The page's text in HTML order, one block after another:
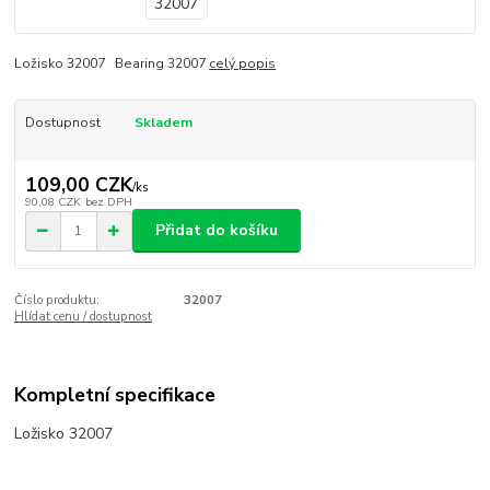
Ložisko 32007 Bearing 32007 celý popis
Dostupnost Skladem
109,00 CZK/ks
90,08 CZK bez DPH
Přidat do košíku
Číslo produktu:
32007
Hlídat cenu / dostupnost
Kompletní specifikace
Ložisko 32007